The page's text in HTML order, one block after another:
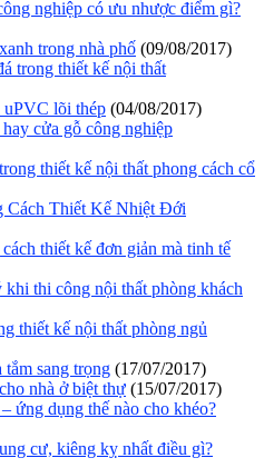
nghiệp có ưu nhược điểm gì?
trong nhà phố (09/08/2017)
trong thiết kế nội thất
uPVC lõi thép (04/08/2017)
cửa gỗ công nghiệp
thiết kế nội thất phong cách cổ
Cách Thiết Kế Nhiệt Đới
thiết kế đơn giản mà tinh tế
thi công nội thất phòng khách
thiết kế nội thất phòng ngủ
sang trọng (17/07/2017)
nhà ở biệt thự (15/07/2017)
ứng dụng thế nào cho khéo?
cư, kiêng kỵ nhất điều gì?